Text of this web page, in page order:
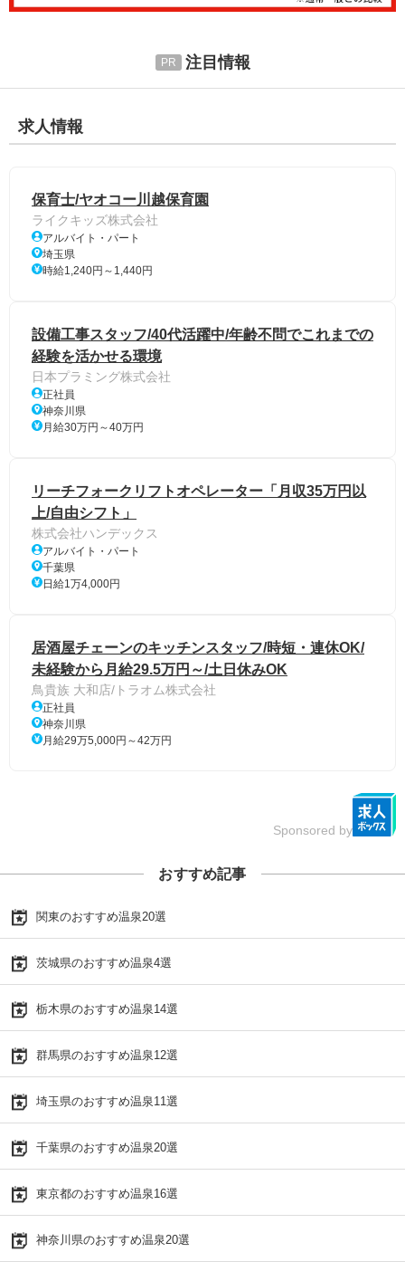
注目情報
求人情報
保育士/ヤオコー川越保育園
ライクキッズ株式会社
アルバイト・パート
埼玉県
時給1,240円～1,440円
設備工事スタッフ/40代活躍中/年齢不問でこれまでの
経験を活かせる環境
日本プラミング株式会社
正社員
神奈川県
月給30万円～40万円
リーチフォークリフトオペレーター「月収35万円以
上/自由シフト」
株式会社ハンデックス
アルバイト・パート
千葉県
日給1万4,000円
居酒屋チェーンのキッチンスタッフ/時短・連休OK/
未経験から月給29.5万円～/土日休みOK
鳥貴族 大和店/トラオム株式会社
正社員
神奈川県
月給29万5,000円～42万円
Sponsored by
おすすめ記事
関東のおすすめ温泉20選
茨城県のおすすめ温泉4選
栃木県のおすすめ温泉14選
群馬県のおすすめ温泉12選
埼玉県のおすすめ温泉11選
千葉県のおすすめ温泉20選
東京都のおすすめ温泉16選
神奈川県のおすすめ温泉20選